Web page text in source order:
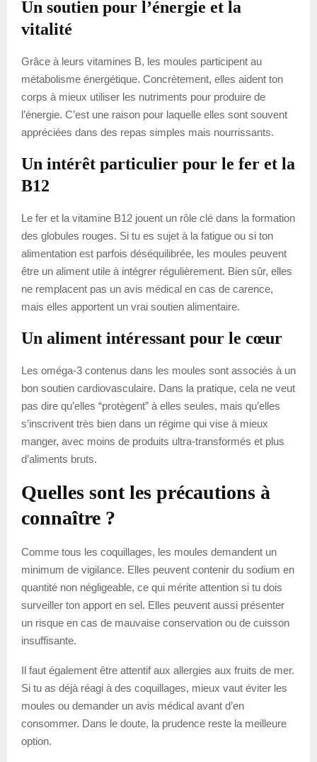
Un soutien pour l’énergie et la
vitalité
Grâce à leurs vitamines B, les moules participent au
métabolisme énergétique. Concrètement, elles aident ton
corps à mieux utiliser les nutriments pour produire de
l’énergie. C’est une raison pour laquelle elles sont souvent
appréciées dans des repas simples mais nourrissants.
Un intérêt particulier pour le fer et la
B12
Le fer et la vitamine B12 jouent un rôle clé dans la formation
des globules rouges. Si tu es sujet à la fatigue ou si ton
alimentation est parfois déséquilibrée, les moules peuvent
être un aliment utile à intégrer régulièrement. Bien sûr, elles
ne remplacent pas un avis médical en cas de carence,
mais elles apportent un vrai soutien alimentaire.
Un aliment intéressant pour le cœur
Les oméga-3 contenus dans les moules sont associés à un
bon soutien cardiovasculaire. Dans la pratique, cela ne veut
pas dire qu’elles “protègent” à elles seules, mais qu’elles
s’inscrivent très bien dans un régime qui vise à mieux
manger, avec moins de produits ultra-transformés et plus
d’aliments bruts.
Quelles sont les précautions à
connaître ?
Comme tous les coquillages, les moules demandent un
minimum de vigilance. Elles peuvent contenir du sodium en
quantité non négligeable, ce qui mérite attention si tu dois
surveiller ton apport en sel. Elles peuvent aussi présenter
un risque en cas de mauvaise conservation ou de cuisson
insuffisante.
Il faut également être attentif aux allergies aux fruits de mer.
Si tu as déjà réagi à des coquillages, mieux vaut éviter les
moules ou demander un avis médical avant d’en
consommer. Dans le doute, la prudence reste la meilleure
option.